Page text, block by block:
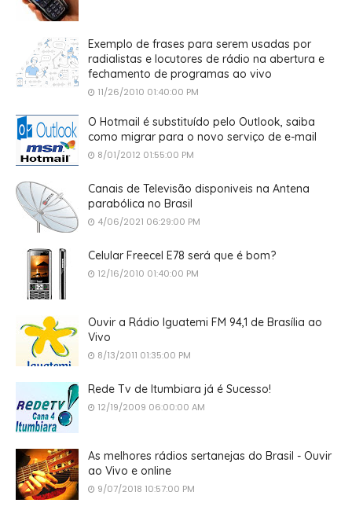
Exemplo de frases para serem usadas por
radialistas e locutores de rádio na abertura e
fechamento de programas ao vivo
11/26/2010 01:40:00 PM
O Hotmail é substituído pelo Outlook, saiba
como migrar para o novo serviço de e-mail
8/01/2012 01:55:00 PM
Canais de Televisão disponiveis na Antena
parabólica no Brasil
4/06/2021 06:29:00 PM
Celular Freecel E78 será que é bom?
12/16/2010 01:40:00 PM
Ouvir a Rádio Iguatemi FM 94,1 de Brasília ao
Vivo
8/13/2011 01:35:00 PM
Rede Tv de Itumbiara já é Sucesso!
12/19/2009 06:00:00 AM
As melhores rádios sertanejas do Brasil - Ouvir
ao Vivo e online
9/07/2018 10:57:00 PM